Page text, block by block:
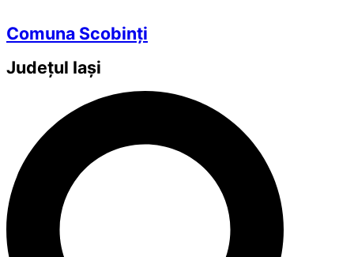
Comuna Scobinți
Județul Iași